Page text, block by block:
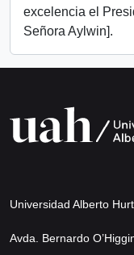
excelencia el
Señora Aylwin].
Universidad Alberto
Avda. Bernardo